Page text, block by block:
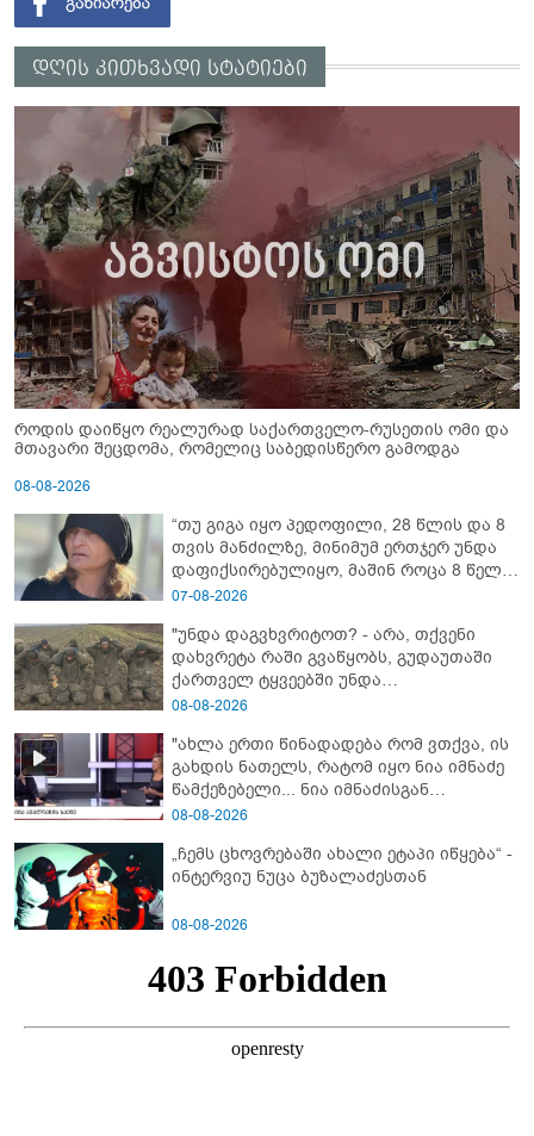
დღის კითხვადი სტატიები
როდის დაიწყო რეალურად საქართველო-რუსეთის ომი და
მთავარი შეცდომა, რომელიც საბედისწერო გამოდგა
08-08-2026
“თუ გიგა იყო პედოფილი, 28 წლის და 8
თვის მანძილზე, მინიმუმ ერთჯერ უნდა
დაფიქსირებულიყო, მაშინ როცა 8 წელი
ამზადებდა მოსწავლეებს! - იპოვონ ერთი
ავიწროებდა” - ეკა კუპატაძე
07-08-2026
"უნდა დაგვხვრიტოთ? - არა, თქვენი
დახვრეტა რაში გვაწყობს, გუდაუთაში
ქართველ ტყვეებში უნდა
გადაგცვალოთ..."
08-08-2026
"ახლა ერთი წინადადება რომ ვთქვა, ის
გახდის ნათელს, რატომ იყო ნია იმნაძე
წამქეზებელი... ნია იმნაძისგან
გამოსული ინფორმაციაა ეს" - რას
08-08-2026
„ჩემს ცხოვრებაში ახალი ეტაპი იწყება“ -
ინტერვიუ ნუცა ბუზალაძესთან
08-08-2026